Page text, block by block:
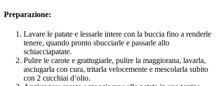
Preparazione:
Lavare le patate e lessarle intere con la buccia fino a renderle
tenere, quando pronto sbucciarle e passarle allo
schiacciapatate.
Pulire le carote e grattugiarle, pulire la maggiorana, lavarla,
asciugarla con cura, tritarla velocemente e mescolarla subito
con 2 cucchiai d’olio.